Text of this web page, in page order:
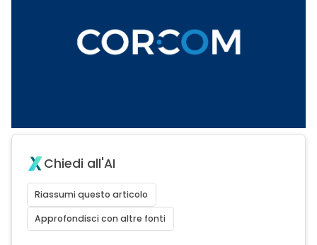
Chiedi all'AI
Riassumi questo articolo
Approfondisci con altre fonti